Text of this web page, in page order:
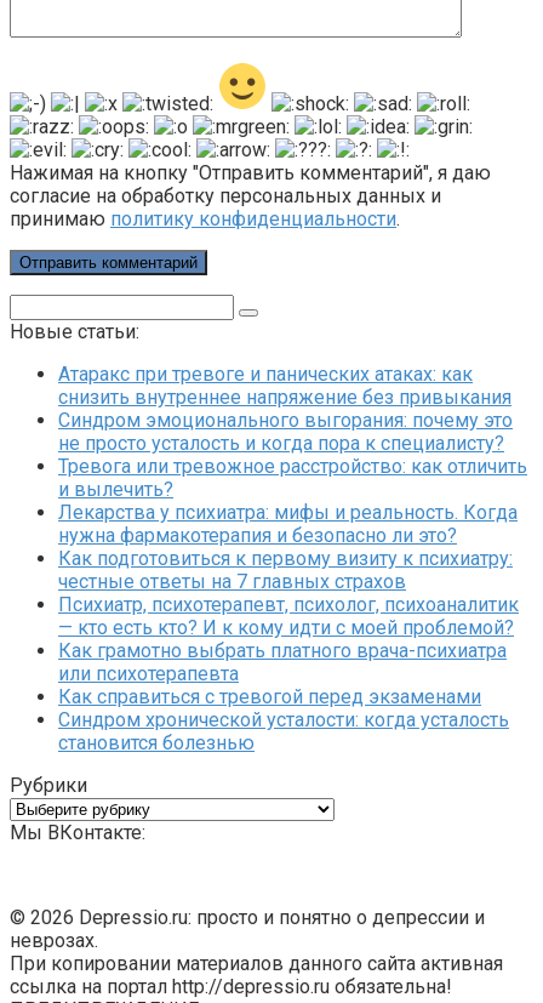
Нажимая на кнопку "Отправить комментарий", я даю
согласие на обработку персональных данных и
принимаю политику конфиденциальности.
Новые статьи:
Атаракс при тревоге и панических атаках: как
снизить внутреннее напряжение без привыкания
Синдром эмоционального выгорания: почему это
не просто усталость и когда пора к специалисту?
Тревога или тревожное расстройство: как отличить
и вылечить?
Лекарства у психиатра: мифы и реальность. Когда
нужна фармакотерапия и безопасно ли это?
Как подготовиться к первому визиту к психиатру:
честные ответы на 7 главных страхов
Психиатр, психотерапевт, психолог, психоаналитик
— кто есть кто? И к кому идти с моей проблемой?
Как грамотно выбрать платного врача-психиатра
или психотерапевта
Как справиться с тревогой перед экзаменами
Синдром хронической усталости: когда усталость
становится болезнью
Рубрики
Рубрики
Мы ВКонтакте:
© 2026 Depressio.ru: просто и понятно о депрессии и
неврозах.
При копировании материалов данного сайта активная
ссылка на портал http://depressio.ru обязательна!